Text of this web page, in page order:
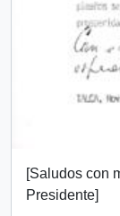
[Saludos con
Presidente]